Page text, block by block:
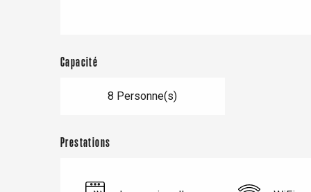
Capacité
8 Personne(s)
Prestations